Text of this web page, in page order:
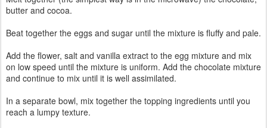
butter and cocoa.
Beat together the eggs and sugar until the mixture is fluffy and pale.
Add the flower, salt and vanilla extract to the egg mixture and mix
on low speed until the mixture is uniform. Add the chocolate mixture
and continue to mix until it is well assimilated.
In a separate bowl, mix together the topping ingredients until you
reach a lumpy texture.